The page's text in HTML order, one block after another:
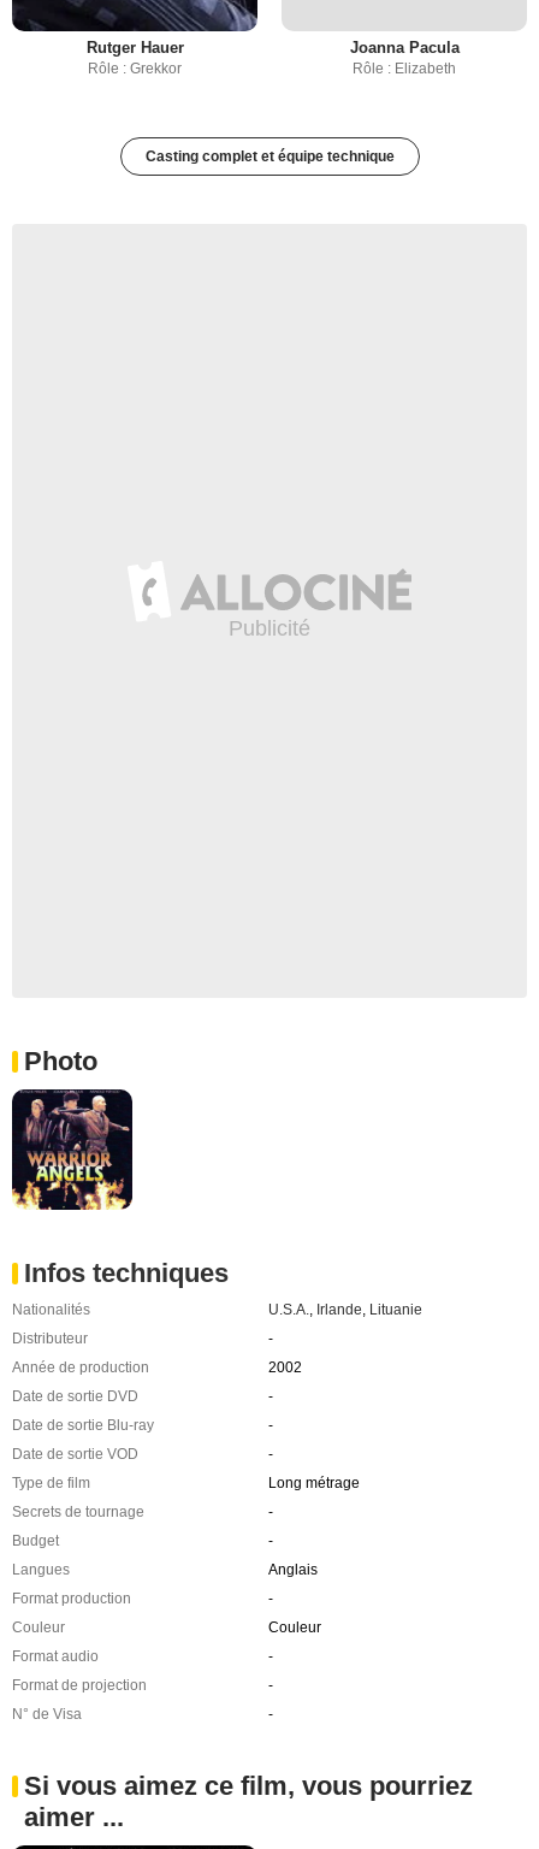
Rutger Hauer
Rôle : Grekkor
Joanna Pacula
Rôle : Elizabeth
Casting complet et équipe technique
Photo
Infos techniques
Nationalités U.S.A. Irlande Lituanie
Distributeur
-
Année de production
2002
Date de sortie DVD
-
Date de sortie Blu-ray
-
Date de sortie VOD
-
Type de film
Long métrage
Secrets de tournage
-
Budget
-
Langues
Anglais
Format production
-
Couleur
Couleur
Format audio
-
Format de projection
-
N° de Visa
-
Si vous aimez ce film, vous pourriez
aimer ...